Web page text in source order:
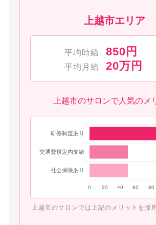
上越市エリア
平均時給 850円
平均月給 20万円
上越市のサロンで人気のメ
上越市のサロンでは上記のメリットを採